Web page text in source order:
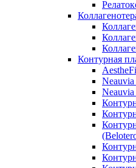
Контурная
Neauvia